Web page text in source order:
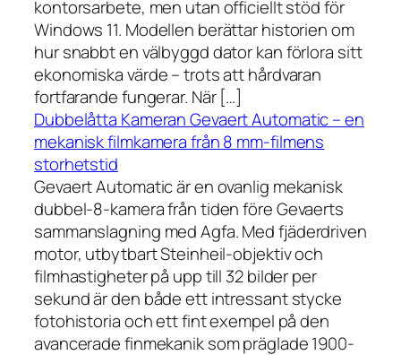
kontorsarbete, men utan officiellt stöd för
Windows 11. Modellen berättar historien om
hur snabbt en välbyggd dator kan förlora sitt
ekonomiska värde – trots att hårdvaran
fortfarande fungerar. När […]
Dubbelåtta Kameran Gevaert Automatic – en
mekanisk filmkamera från 8 mm-filmens
storhetstid
Gevaert Automatic är en ovanlig mekanisk
dubbel-8-kamera från tiden före Gevaerts
sammanslagning med Agfa. Med fjäderdriven
motor, utbytbart Steinheil-objektiv och
filmhastigheter på upp till 32 bilder per
sekund är den både ett intressant stycke
fotohistoria och ett fint exempel på den
avancerade finmekanik som präglade 1900-